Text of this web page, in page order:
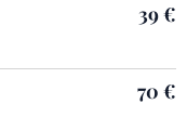
39 €
70 €